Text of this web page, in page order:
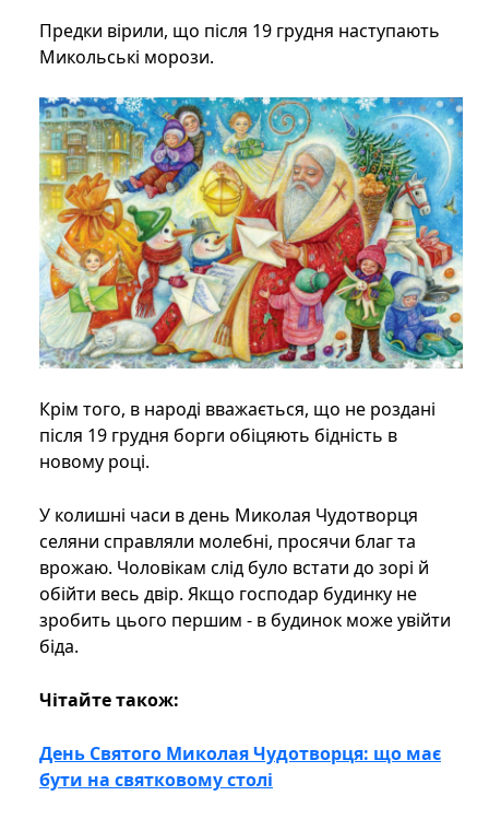
Предки вірили, що після 19 грудня наступають
Микольські морози.
Крім того, в народі вважається, що не роздані
після 19 грудня борги обіцяють бідність в
новому році.
У колишні часи в день Миколая Чудотворця
селяни справляли молебні, просячи благ та
врожаю. Чоловікам слід було встати до зорі й
обійти весь двір. Якщо господар будинку не
зробить цього першим - в будинок може увійти
біда.
Чітайте також:
День Святого Миколая Чудотворця: що має
бути на святковому столі